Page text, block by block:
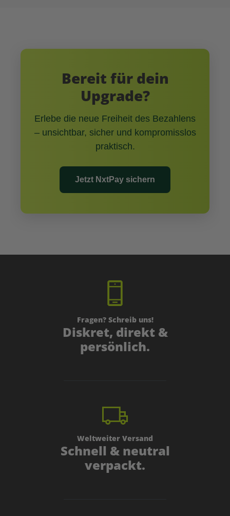
Bereit für dein
Upgrade?
Erlebe die neue Freiheit des Bezahlens
– unsichtbar, sicher und kompromisslos
praktisch.
Jetzt NxtPay sichern
Fragen? Schreib uns!
Diskret, direkt &
persönlich.
Weltweiter Versand
Schnell & neutral
verpackt.